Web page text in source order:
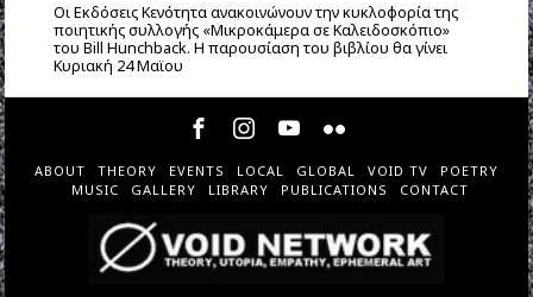
Οι Εκδόσεις Κενότητα ανακοινώνουν την κυκλοφορία της
ποιητικής συλλογής «Μικροκάμερα σε Καλειδοσκόπιο»
του Bill Hunchback. Η παρουσίαση του βιβλίου θα γίνει
Κυριακή 24 Μαϊου
ABOUT THEORY EVENTS LOCAL GLOBAL VOID TV
POETRY
MUSIC
GALLERY LIBRARY PUBLICATIONS CONTACT